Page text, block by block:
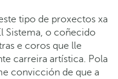
tipo de proxectos xa
Sistema, o coñecido
e coros que lle
carreira artística. Pola
convicción de que a